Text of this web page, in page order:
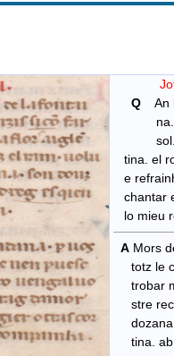
Q An
na.
sol. e
tina. el
e
chantar
lo mieu
A Mors
totz le
trobar
stre
dozana.
tina. ab